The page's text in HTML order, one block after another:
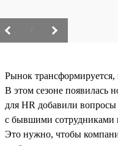
Рынок трансформируется,
В этом сезоне появилась
для HR добавили
с бывшими
Это нужно, чтобы